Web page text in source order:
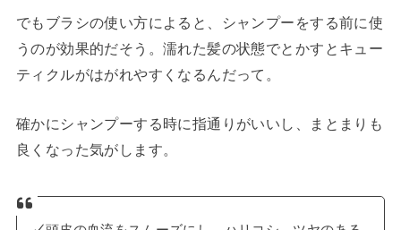
でもブラシの使い方によると、シャンプーをする前に使
うのが効果的だそう。濡れた髪の状態でとかすとキュー
ティクルがはがれやすくなるんだって。
確かにシャンプーする時に指通りがいいし、まとまりも
良くなった気がします。